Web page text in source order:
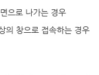
으로 나가는 경우
의 창으로 접속하는 경우